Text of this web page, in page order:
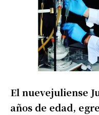
El nuevejuliense
años de edad,